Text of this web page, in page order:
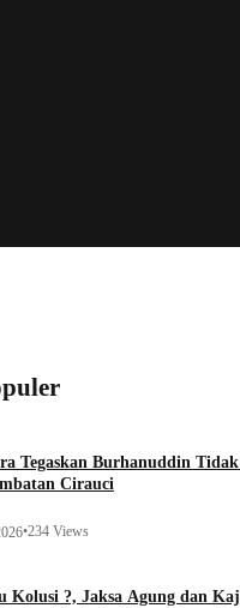
Tegaskan Burhanuddin
Cirauci
•234 Views
Kolusi ?, Jaksa Agung dan